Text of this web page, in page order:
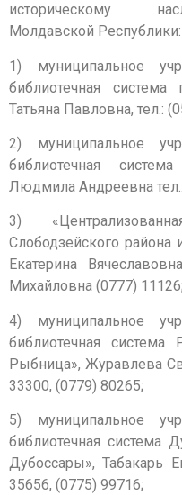
историческому
Молдавской Республики:
1) муниципальное
библиотечная система
Татьяна Павловна, тел.:
2) муниципальное
библиотечная
Людмила Андреевна
3)
Слободзейского
Екатерина
Михайловна (0777) 11126;
4) муниципальное
библиотечная
Рыбница», Журавлева
33300, (0779) 80265;
5) муниципальное
библиотечная система
Дубоссары», Табакарь
35656, (0775) 99716;